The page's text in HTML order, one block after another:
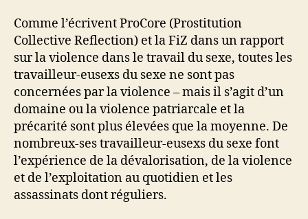
Comme l’écrivent ProCore (Prostitution
Collective Reflection) et la FiZ dans un rapport
sur la violence dans le travail du sexe, toutes les
travailleur-eusexs du sexe ne sont pas
concernées par la violence – mais il s’agit d’un
domaine ou la violence patriarcale et la
précarité sont plus élevées que la moyenne. De
nombreux-ses travailleur-eusexs du sexe font
l’expérience de la dévalorisation, de la violence
et de l’exploitation au quotidien et les
assassinats dont réguliers.